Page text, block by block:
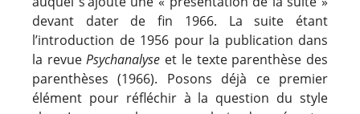
devant dater de fin 1966. La suite étant
l’introduction de 1956 pour la publication dans
la revuePsychanalyse et le texte parenthèse des
parenthèses (1966). Posons déjà ce premier
élément pour réfléchir à la question du style